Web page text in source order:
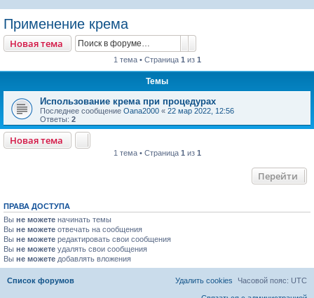
Применение крема
Новая тема
1 тема • Страница 1 из 1
Темы
Использование крема при процедурах
Последнее сообщение Oana2000 « 22 мар 2022, 12:56
Ответы: 2
Новая тема
1 тема • Страница 1 из 1
Перейти
ПРАВА ДОСТУПА
Вы не можете начинать темы
Вы не можете отвечать на сообщения
Вы не можете редактировать свои сообщения
Вы не можете удалять свои сообщения
Вы не можете добавлять вложения
Список форумов Часовой пояс: UTC
Удалить cookies